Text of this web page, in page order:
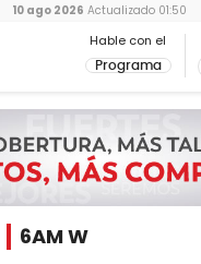
Hable con el
Programa
10 ago 2026 Actualizado 01:50
6AM W